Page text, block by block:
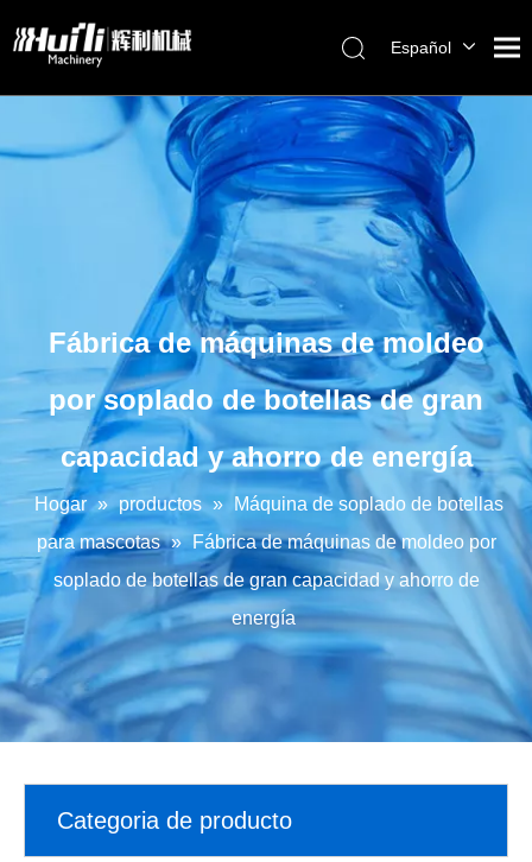
Español
العربية
Français
Pусский
Português
Fábrica de máquinas de moldeo
por soplado de botellas de gran
capacidad y ahorro de energía
Hogar » productos »
Máquina de soplado de botellas
para mascotas » Fábrica de máquinas de moldeo por
soplado de botellas de gran capacidad y ahorro de
energía
Categoria de producto